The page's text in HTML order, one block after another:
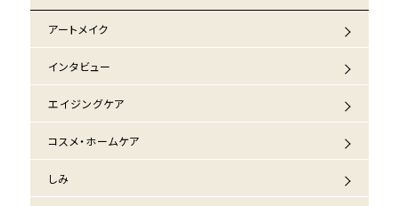
アートメイク
インタビュー
エイジングケア
コスメ・ホームケア
しみ